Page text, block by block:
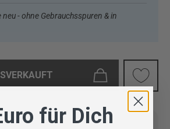
neu - ohne Gebrauchsspuren & in
für Dich